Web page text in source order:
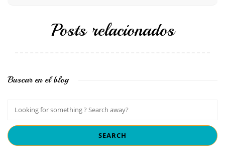
Posts relacionados
Buscar en el blog